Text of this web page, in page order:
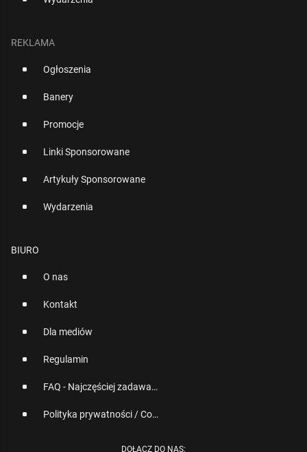
REKLAMA
Ogłoszenia
Banery
Promocje
Linki Sponsorowane
Artykuły Sponsorowane
Wydarzenia
BIURO
O nas
Kontakt
Dla mediów
Regulamin
FAQ - Najczęściej zadawane pytania
Polityka prywatności / Cookies
DOŁĄCZ DO NAS: